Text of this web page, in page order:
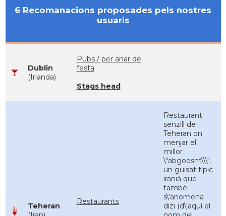
6 Recomanacions proposades pels nostres
usuaris
Dublin
(Irlanda)
Pubs / per anar de
festa
Stags head
Teheran
Restaurants
Restaurant
senzill de
Teheran on
menjar el
millor
\"abgoosht\\\",
un guisat típic
iranià que
també
s\'anomena
dizi (d\'aquí el